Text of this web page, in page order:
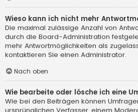
Wieso kann ich nicht mehr
Die maximal zulässige Anzahl von
durch die Board-Administration
mehr Antwortmöglichkeiten als
kontaktieren Sie einen Administrator.
Nach oben
Wie bearbeite oder lösche ich eine
Wie bei den Beiträgen können